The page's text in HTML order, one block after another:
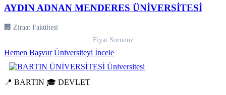
AYDIN ADNAN MENDERES ÜNİVERSİTESİ
🏢 Ziraat Fakültesi
Fiyat Sorunuz
Hemen Başvur Üniversiteyi İncele
📍 BARTIN 🎓 DEVLET